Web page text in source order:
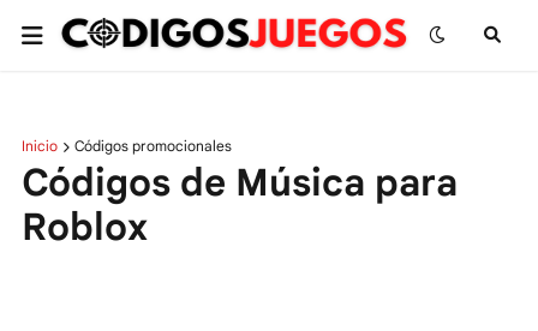
Inicio Códigos promocionales
Códigos de Música para
Roblox